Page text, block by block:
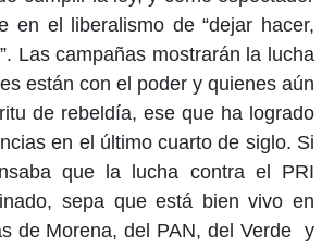
en el liberalismo de “dejar hacer,
Las campañas mostrarán la lucha
están con el poder y quienes aún
de rebeldía, ese que ha logrado
en el último cuarto de siglo. Si
que la lucha contra el PRI
sepa que está bien vivo en
de Morena, del PAN, del Verde y